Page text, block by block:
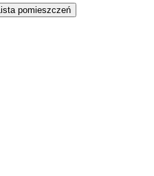
Lista pomieszczeń